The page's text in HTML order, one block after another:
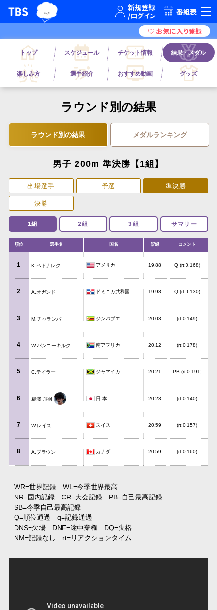
TBSテレビ｜ときめくときを。 番組表
トップ スケジュール チケット情報 結果・メダル
楽しみ方 選手紹介 おすすめ動画 グッズ
ラウンド別の結果
ラウンド別の結果 メダルランキング
男子 200m 準決勝【1組】
出場選手 予選 準決勝
決勝
1組 2組 3組 サマリー
順位 選手名 国名 記録 コメント
1 K.ベドナレク アメリカ 19.88 Q (rt:0.168)
2 A.オガンド ドミニカ共和国 19.98 Q (rt:0.130)
3 M.チャランバ ジンバブエ 20.03 (rt:0.149)
4 W.バンニーキルク 南アフリカ 20.12 (rt:0.178)
5 C.テイラー ジャマイカ 20.21 PB (rt:0.191)
6 鵜澤 飛羽 日 本 20.23 (rt:0.140)
7 W.レイス スイス 20.59 (rt:0.157)
8 A.ブラウン カナダ 20.59 (rt:0.160)
WR=世界記録 WL=今季世界最高
NR=国内記録 CR=大会記録 PB=自己最高記録
SB=今季自己最高記録
Q=順位通過 q=記録通過
DNS=欠場 DNF=途中棄権 DQ=失格
NM=記録なし rt=リアクションタイム